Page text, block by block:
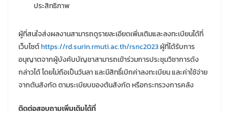
ประสิทธิภาพ
ผู้ที่สนใจส่งผลงานสามารถดูรายละเอียดเพิ่มเติมและลงทะเบียนได้ที่
เว็บไซต์https://rd.surin.rmuti.ac.th/rsnc2023ผู้ที่ได้รับการ
อนุญาตจากผู้บังคับบัญชาสามารถเข้าร่วมการประชุมวิชาการดัง
กล่าวได้ โดยไม่ถือเป็นวันลา และมีสิทธิ์เบิกค่าลงทะเบียน และค่าใช้จ่าย
จากต้นสังกัด ตามระเบียบของต้นสังกัด หรือกระทรวงการคลัง
ติดต่อสอบถามเพิ่มเติมได้ที่